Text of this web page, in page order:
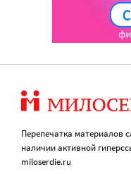
Перепечатка материалов
наличии активной
miloserdie.ru